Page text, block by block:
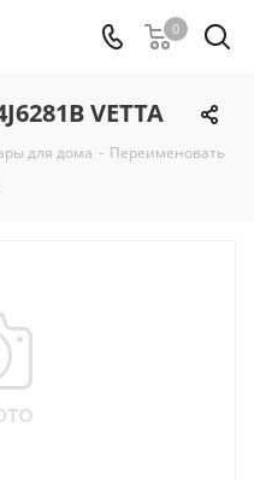
0
VETTA
для дома - Переименовать